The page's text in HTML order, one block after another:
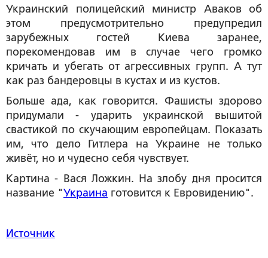
Украинский полицейский министр Аваков об
этом предусмотрительно предупредил
зарубежных гостей Киева заранее,
порекомендовав им в случае чего громко
кричать и убегать от агрессивных групп. А тут
как раз бандеровцы в кустах и из кустов.
Больше ада, как говорится. Фашисты здорово
придумали - ударить украинской вышитой
свастикой по скучающим европейцам. Показать
им, что дело Гитлера на Украине не только
живёт, но и чудесно себя чувствует.
Картина - Вася Ложкин. На злобу дня просится
название "Украина готовится к Евровидению".
Источник